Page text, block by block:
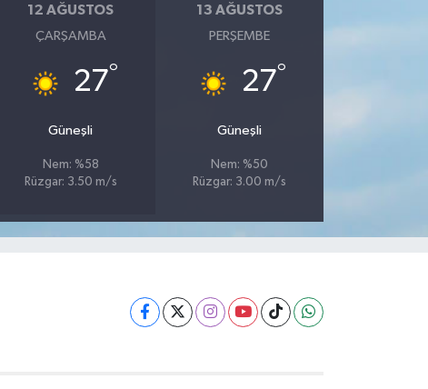
12 AĞUSTOS
ÇARŞAMBA
27°
Güneşli
Nem: %58
Rüzgar: 3.50 m/s
13 AĞUSTOS
PERŞEMBE
27°
Güneşli
Nem: %50
Rüzgar: 3.00 m/s